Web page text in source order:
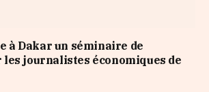
à Dakar un séminaire de
journalistes économiques de